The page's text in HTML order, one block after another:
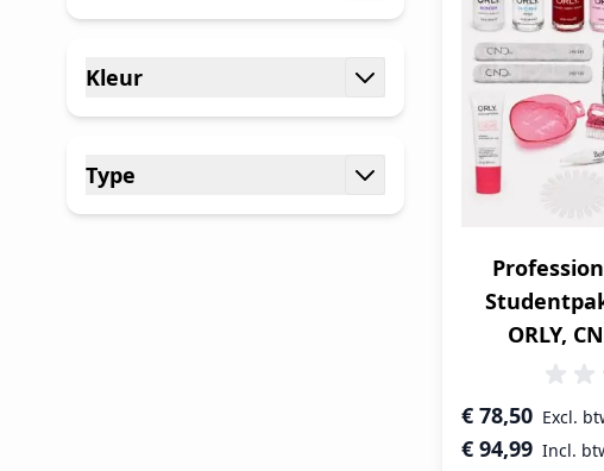
ORLY,
Speciale prijs
€ 94,99
€ 78,50
filter
Kleur
filter
Type
filter